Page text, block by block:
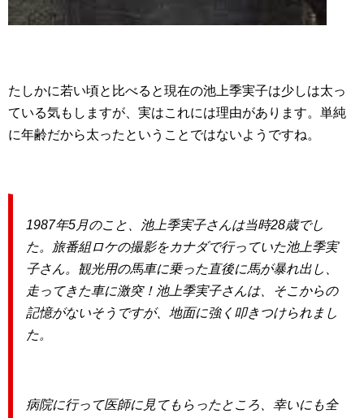
たしかに若い頃と比べると現在の池上季実子は少しは太っ
ている気もしますが、実はこれには理由があります。単純
に年齢だから太ったということではないようですね。
1987年5月のこと、池上季実子さんは当時28歳でし
た。旅番組ロケの撮影をカナダで行っていた池上季実
子さん。観光用の馬車に乗った直後に馬が暴れ出し、
走ってきた車に激突！池上季実子さんは、そこからの
記憶がないそうですが、地面に強く叩きつけられまし
た。
病院に行って医師に見てもらったところ、幸いにも全